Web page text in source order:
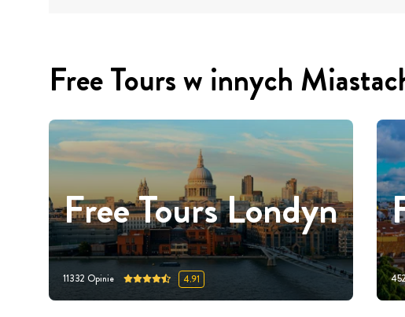
Free Tours w innych
Free Tours Londyn
11332 Opinie 4.91